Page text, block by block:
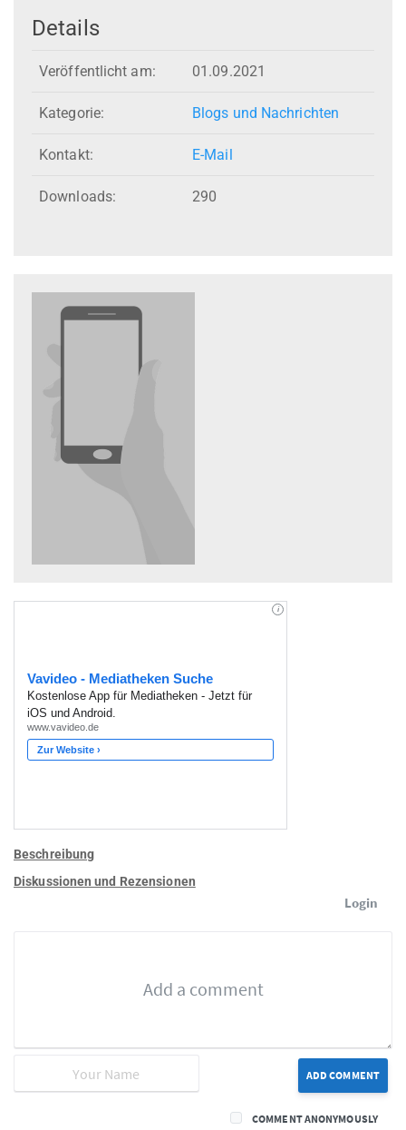
Details
Veröffentlicht am: 01.09.2021
Kategorie: Blogs und Nachrichten
Kontakt: E-Mail
Downloads: 290
Beschreibung
Diskussionen und Rezensionen
Login
ADD COMMENT
COMMENT ANONYMOUSLY